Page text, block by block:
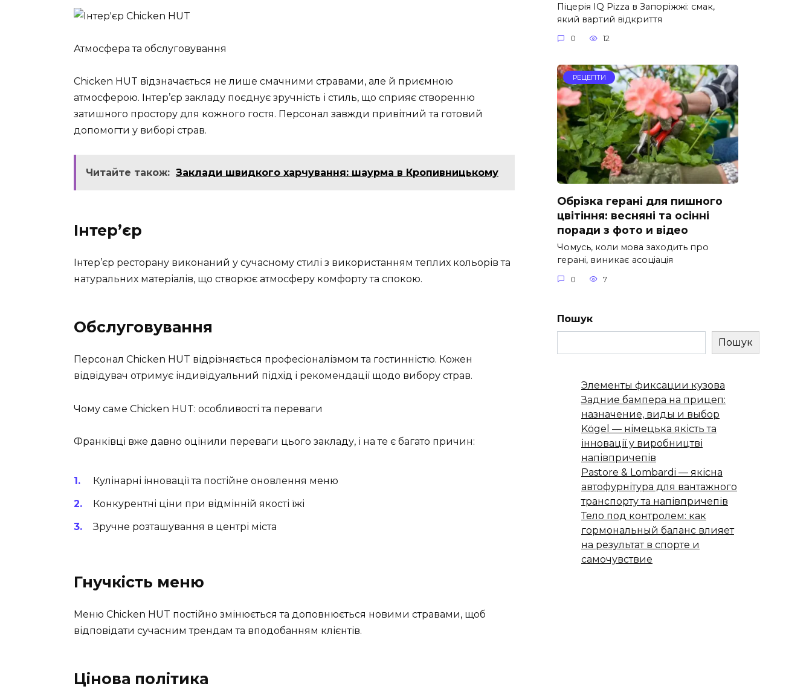
Атмосфера та обслуговування
Chicken HUT відзначається не лише смачними стравами, але й приємною
атмосферою. Інтер’єр закладу поєднує зручність і стиль, що сприяє створенню
затишного простору для кожного гостя. Персонал завжди привітний та готовий
допомогти у виборі страв.
Читайте також: Заклади швидкого харчування: шаурма в Кропивницькому
Інтер’єр
Інтер’єр ресторану виконаний у сучасному стилі з використанням теплих кольорів та
натуральних матеріалів, що створює атмосферу комфорту та спокою.
Обслуговування
Персонал Chicken HUT відрізняється професіоналізмом та гостинністю. Кожен
відвідувач отримує індивідуальний підхід і рекомендації щодо вибору страв.
Чому саме Chicken HUT: особливості та переваги
Франківці вже давно оцінили переваги цього закладу, і на те є багато причин:
Кулінарні інновації та постійне оновлення меню
Конкурентні ціни при відмінній якості їжі
Зручне розташування в центрі міста
Гнучкість меню
Меню Chicken HUT постійно змінюється та доповнюється новими стравами, щоб
відповідати сучасним трендам та вподобанням клієнтів.
Цінова політика
Піцерія IQ Pizza в Запоріжжі: смак,
який вартий відкриття
0 12
РЕЦЕПТИ
Обрізка герані для пишного
цвітіння: весняні та осінні
поради з фото и відео
Чомусь, коли мова заходить про
герані, виникає асоціація
0 7
Пошук
Пошук
Элементы фиксации кузова
Задние бампера на прицеп:
назначение, виды и выбор
Kögel — німецька якість та
інновації у виробництві
напівпричепів
Pastore & Lombardi — якісна
автофурнітура для вантажного
транспорту та напівпричепів
Тело под контролем: как
гормональный баланс влияет
на результат в спорте и
самочувствие